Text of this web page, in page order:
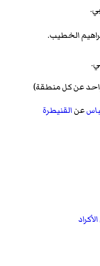
الخطيب.
عن كل منطقة)
عنالقنيطرة